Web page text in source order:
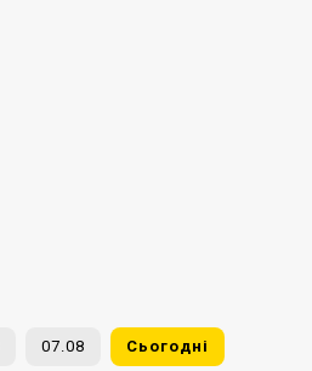
07.08 Сьогодні